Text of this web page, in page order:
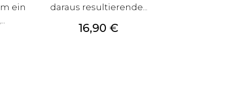
ein
daraus resultierende...
Preis
16,90 €